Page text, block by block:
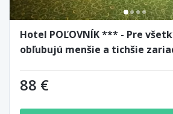
Hotel POĽOVNÍK *** - Pre
obľubujú menšie a tichšie
88 €